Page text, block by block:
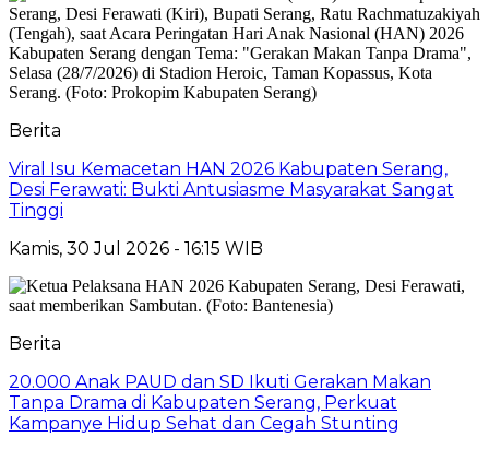
Berita
Viral Isu Kemacetan HAN 2026 Kabupaten Serang,
Desi Ferawati: Bukti Antusiasme Masyarakat Sangat
Tinggi
Kamis, 30 Jul 2026 - 16:15 WIB
Berita
20.000 Anak PAUD dan SD Ikuti Gerakan Makan
Tanpa Drama di Kabupaten Serang, Perkuat
Kampanye Hidup Sehat dan Cegah Stunting